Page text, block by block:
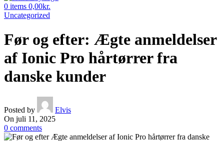
0 items 0,00kr.
Uncategorized
Før og efter: Ægte anmeldelser
af Ionic Pro hårtørrer fra
danske kunder
Posted by
Elvis
On juli 11, 2025
0 comments